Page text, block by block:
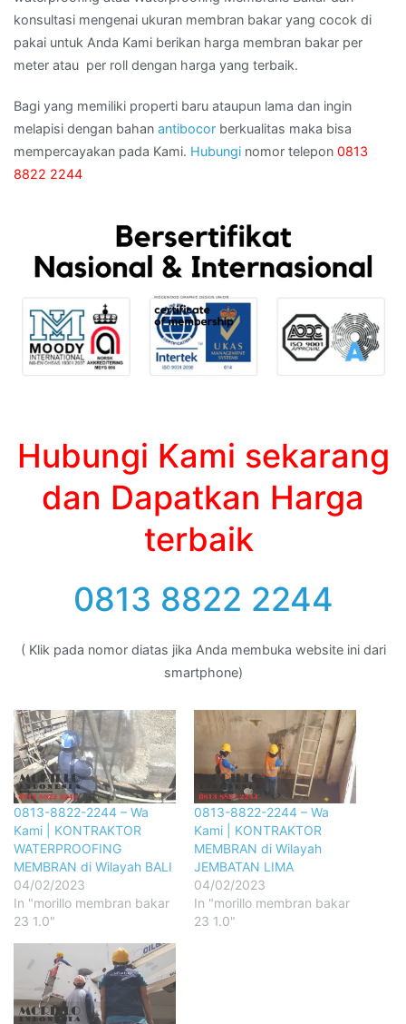
konsultasi mengenai ukuran membran bakar yang cocok di
pakai untuk Anda Kami berikan harga membran bakar per
meter atau per roll dengan harga yang terbaik.
Bagi yang memiliki properti baru ataupun lama dan ingin
melapisi dengan bahan antibocor berkualitas maka bisa
mempercayakan pada Kami. Hubungi nomor telepon 0813
8822 2244
Hubungi Kami sekarang
dan Dapatkan Harga
terbaik
0813 8822 2244
( Klik pada nomor diatas jika Anda membuka website ini dari
smartphone)
0813-8822-2244 – Wa
Kami | KONTRAKTOR
WATERPROOFING
MEMBRAN di Wilayah BALI
04/02/2023
In "morillo membran bakar
23 1.0"
0813-8822-2244 – Wa
Kami | KONTRAKTOR
MEMBRAN di Wilayah
JEMBATAN LIMA
04/02/2023
In "morillo membran bakar
23 1.0"